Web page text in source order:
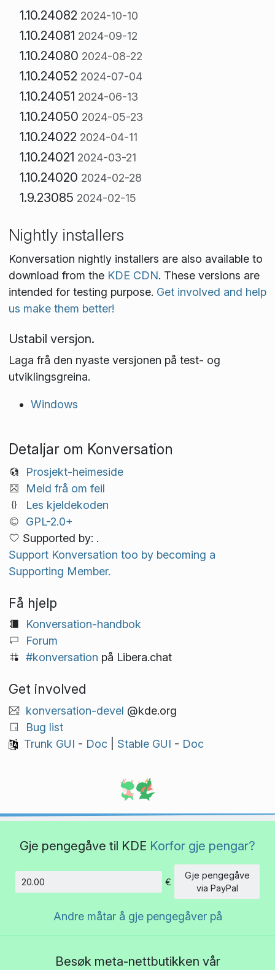
1.10.24082 2024-10-10
1.10.24081 2024-09-12
1.10.24080 2024-08-22
1.10.24052 2024-07-04
1.10.24051 2024-06-13
1.10.24050 2024-05-23
1.10.24022 2024-04-11
1.10.24021 2024-03-21
1.10.24020 2024-02-28
1.9.23085 2024-02-15
Nightly installers
Konversation nightly installers are also available to
download from the KDE CDN. These versions are
intended for testing purpose. Get involved and help
us make them better!
Ustabil versjon.
Laga frå den nyaste versjonen på test- og
utviklings­greina.
Windows
Detaljar om Konversation
Prosjekt-heimeside
Meld frå om feil
Les kjeldekoden
GPL-2.0+
Supported by: .
Support Konversation too by becoming a
Supporting Member.
Få hjelp
Konversation-handbok
Forum
#konversation på Libera.chat
Get involved
konversation-devel @kde.org
Bug list
Trunk GUI - Doc| Stable GUI - Doc
Gje pengegåve til KDE Korfor gje pengar?
€
Gje pengegåve
via PayPal
Andre måtar å gje pengegåver på
Besøk meta-nettbutikken vår